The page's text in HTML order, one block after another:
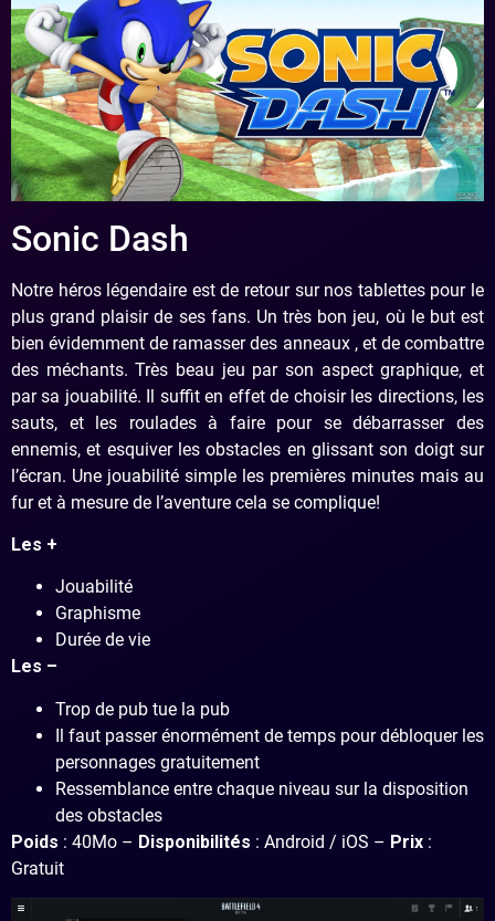
Sonic Dash
Notre héros légendaire est de retour sur nos tablettes pour le
plus grand plaisir de ses fans. Un très bon jeu, où le but est
bien évidemment de ramasser des anneaux , et de combattre
des méchants. Très beau jeu par son aspect graphique, et
par sa jouabilité. Il suffit en effet de choisir les directions, les
sauts, et les roulades à faire pour se débarrasser des
ennemis, et esquiver les obstacles en glissant son doigt sur
l’écran. Une jouabilité simple les premières minutes mais au
fur et à mesure de l’aventure cela se complique!
Les +
Jouabilité
Graphisme
Durée de vie
Les –
Trop de pub tue la pub
Il faut passer énormément de temps pour débloquer les
personnages gratuitement
Ressemblance entre chaque niveau sur la disposition
des obstacles
Poids : 40Mo – Disponibilités : Android / iOS – Prix :
Gratuit